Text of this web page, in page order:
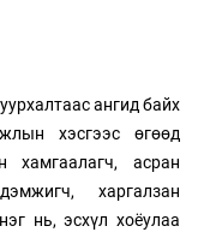
ангид байх
хэсгээс өгөөд
хамгаалагч, асран
харгалзан
нь, эсхүл хоёулаа